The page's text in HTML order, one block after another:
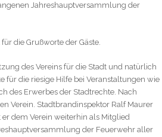
Jahreshauptversammlung der
die Grußworte der Gäste.
des Vereins für die Stadt und natürlich
für die riesige Hilfe bei Veranstaltungen wie
des Erwerbes der Stadtrechte. Nach
Verein. Stadtbrandinspektor Ralf Maurer
dem Verein weiterhin als Mitglied
der Feuerwehr aller